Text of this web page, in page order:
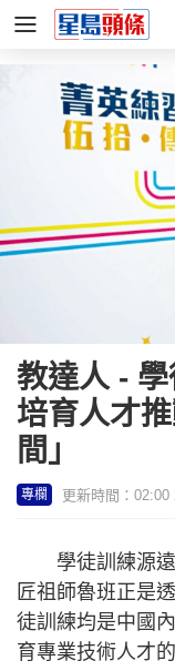
教達人 -
培育人才
間」
專欄 更新時間：02:00
學徒訓練源遠
匠祖師魯班正是
徒訓練均是中國
育專業技術人才